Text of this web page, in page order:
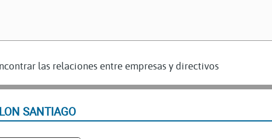
las relaciones entre empresas y directivos
SANTIAGO